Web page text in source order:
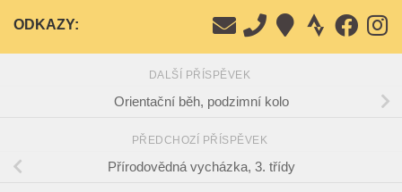
ODKAZY:
DALŠÍ PŘÍSPĚVEK
Orientační běh, podzimní kolo
PŘEDCHOZÍ PŘÍSPĚVEK
Přírodovědná vycházka, 3. třídy